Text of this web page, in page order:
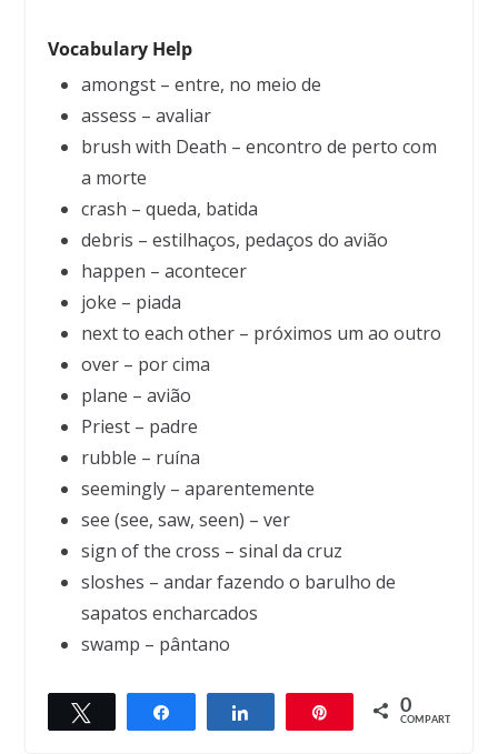
Vocabulary Help
amongst – entre, no meio de
assess – avaliar
brush with Death – encontro de perto com
a morte
crash – queda, batida
debris – estilhaços, pedaços do avião
happen – acontecer
joke – piada
next to each other – próximos um ao outro
over – por cima
plane – avião
Priest – padre
rubble – ruína
seemingly – aparentemente
see (see, saw, seen) – ver
sign of the cross – sinal da cruz
sloshes – andar fazendo o barulho de
sapatos encharcados
swamp – pântano
Compartilhar Compartilhar 0
COMPART.
← Previous
Next →